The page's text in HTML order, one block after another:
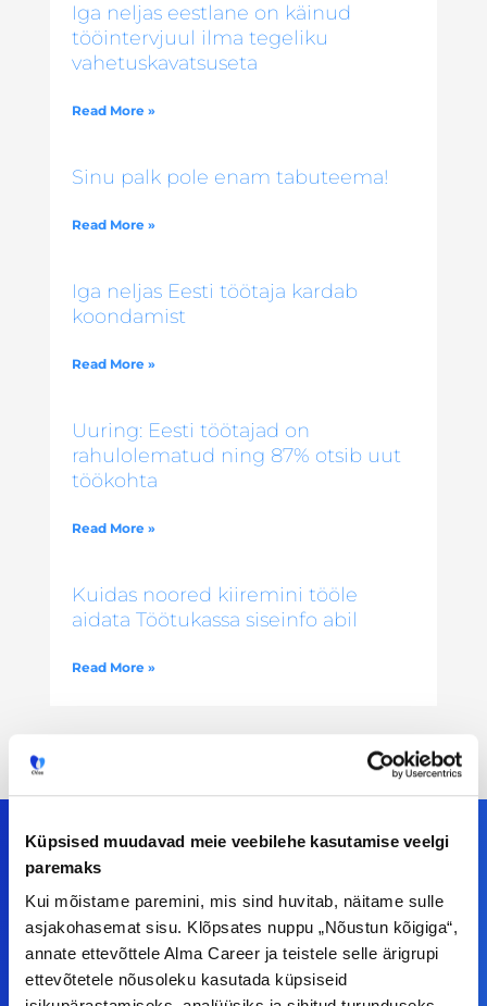
Küpsised muudavad meie veebilehe kasutamise veelgi
paremaks
Kui mõistame paremini, mis sind huvitab, näitame sulle
asjakohasemat sisu. Klõpsates nuppu „Nõustun kõigiga“,
annate ettevõttele Alma Career ja teistele selle ärigrupi
ettevõtetele nõusoleku kasutada küpsiseid
Iga neljas eestlane on käinud
tööintervjuul ilma tegeliku
vahetuskavatsuseta
Read More »
Sinu palk pole enam tabuteema!
Read More »
Iga neljas Eesti töötaja kardab
koondamist
Read More »
Uuring: Eesti töötajad on
rahulolematud ning 87% otsib uut
töökohta
Read More »
Kuidas noored kiiremini tööle
aidata Töötukassa siseinfo abil
Read More »
Meiega leiad!
Tööelublogi.ee lehelt leiad kõik vajaliku, et olla
kursis tööturu uudistega. Kui sul on